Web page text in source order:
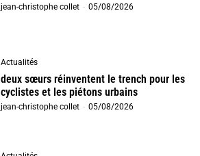
jean-christophe collet - 05/08/2026
Actualités
deux sœurs réinventent le trench pour les
cyclistes et les piétons urbains
jean-christophe collet - 05/08/2026